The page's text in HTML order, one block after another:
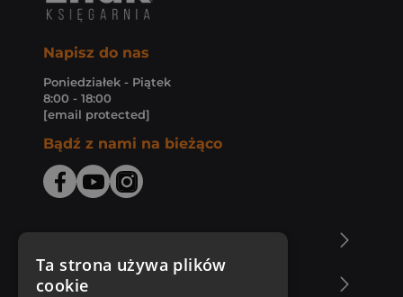
Napisz do nas
Poniedziałek - Piątek
8:00 - 18:00
[email protected]
Bądź z nami na bieżąco
Zakupy u nas
Ta strona używa plików
cookie